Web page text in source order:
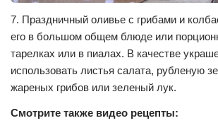
7. Праздничный оливье с грибами и
его в большом общем блюде или
тарелках или в пиалах. В качестве
использовать листья салата, рубленую
жареных грибов или зеленый лук.
Смотрите также видео рецепты: